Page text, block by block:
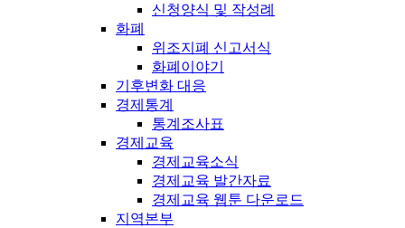
신청양식 및 작성례
화폐
위조지폐 신고서식
화폐이야기
기후변화 대응
경제통계
통계조사표
경제교육
경제교육소식
경제교육 발간자료
경제교육 웹툰 다운로드
지역본부